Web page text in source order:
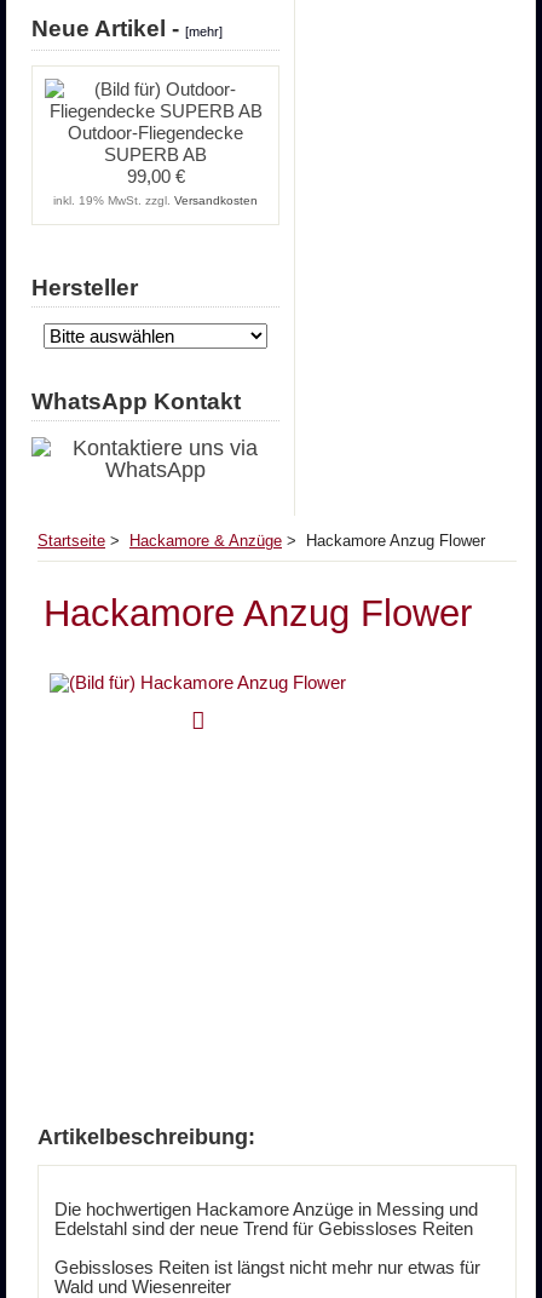
Neue Artikel - [mehr]
Outdoor-Fliegendecke
SUPERB AB
99,00 €
inkl. 19% MwSt. zzgl. Versandkosten
Hersteller
WhatsApp Kontakt
Startseite > Hackamore & Anzüge > Hackamore Anzug Flower
Hackamore Anzug Flower
Artikelbeschreibung:
Die hochwertigen Hackamore Anzüge in Messing und
Edelstahl sind der neue Trend für Gebissloses Reiten
Gebissloses Reiten ist längst nicht mehr nur etwas für
Wald und Wiesenreiter